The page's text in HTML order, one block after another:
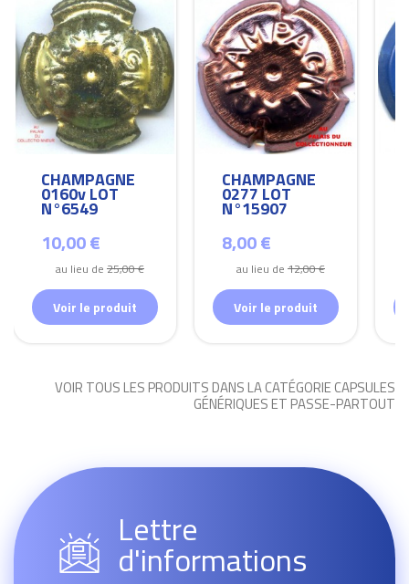
CHAMPAGNE
0160v LOT
N°6549
10,00 €
au lieu de 25,00 €
Voir le produit
CHAMPAGNE
0277 LOT
N°15907
8,00 €
au lieu de 12,00 €
Voir le produit
VOIR TOUS LES PRODUITS DANS LA CATÉGORIE CAPSULES
GÉNÉRIQUES ET PASSE-PARTOUT
Lettre
d'informations